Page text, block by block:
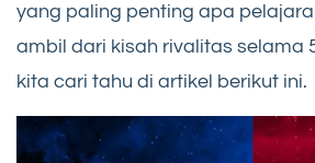
yang paling penting apa
ambil dari kisah rivalitas selama
kita cari tahu di artikel berikut ini.